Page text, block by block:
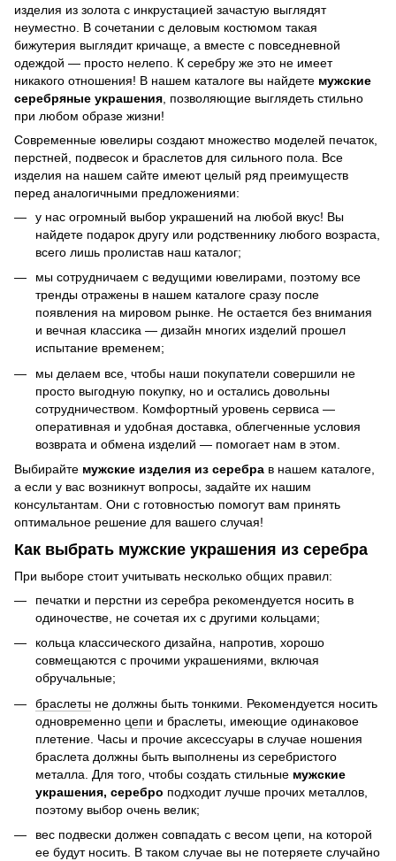
изделия из золота с инкрустацией зачастую выглядят
неуместно. В сочетании с деловым костюмом такая
бижутерия выглядит кричаще, а вместе с повседневной
одеждой — просто нелепо. К серебру же это не имеет
никакого отношения! В нашем каталоге вы найдете мужские
серебряные украшения , позволяющие выглядеть стильно
при любом образе жизни!
Современные ювелиры создают множество моделей печаток,
перстней, подвесок и браслетов для сильного пола. Все
изделия на нашем сайте имеют целый ряд преимуществ
перед аналогичными предложениями:
у нас огромный выбор украшений на любой вкус! Вы
найдете подарок другу или родственнику любого возраста,
всего лишь пролистав наш каталог;
мы сотрудничаем с ведущими ювелирами, поэтому все
тренды отражены в нашем каталоге сразу после
появления на мировом рынке. Не остается без внимания
и вечная классика — дизайн многих изделий прошел
испытание временем;
мы делаем все, чтобы наши покупатели совершили не
просто выгодную покупку, но и остались довольны
сотрудничеством. Комфортный уровень сервиса —
оперативная и удобная доставка, облегченные условия
возврата и обмена изделий — помогает нам в этом.
Выбирайте мужские изделия из серебра в нашем каталоге,
а если у вас возникнут вопросы, задайте их нашим
консультантам. Они с готовностью помогут вам принять
оптимальное решение для вашего случая!
Как выбрать мужские украшения из серебра
При выборе стоит учитывать несколько общих правил:
печатки и перстни из серебра рекомендуется носить в
одиночестве, не сочетая их с другими кольцами;
кольца классического дизайна, напротив, хорошо
совмещаются с прочими украшениями, включая
обручальные;
браслеты не должны быть тонкими. Рекомендуется носить
одновременно цепи и браслеты, имеющие одинаковое
плетение. Часы и прочие аксессуары в случае ношения
браслета должны быть выполнены из серебристого
металла. Для того, чтобы создать стильные мужские
украшения, серебро подходит лучше прочих металлов,
поэтому выбор очень велик;
вес подвески должен совпадать с весом цепи, на которой
ее будут носить. В таком случае вы не потеряете случайно